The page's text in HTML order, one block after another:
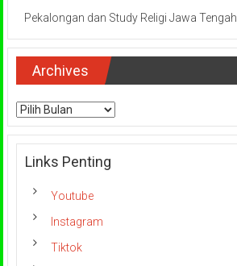
Pekalongan dan Study Religi Jawa Tengah
Archives
Archives
Links Penting
Youtube
Instagram
Tiktok